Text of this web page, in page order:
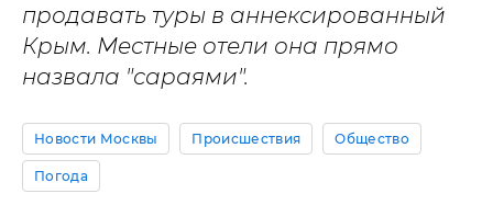
продавать туры в аннексированный
Крым. Местные отели она прямо
назвала "сараями".
Новости Москвы Происшествия Общество
Погода